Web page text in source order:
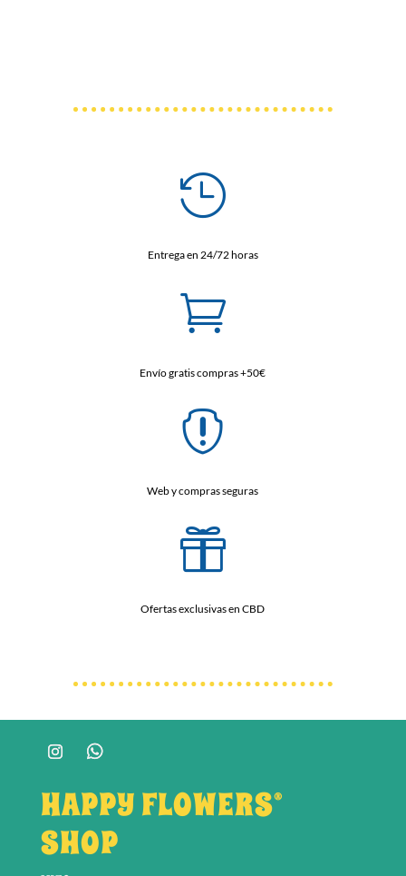

Entrega en 24/72 horas

Envío gratis compras +50€

Web y compras seguras

Ofertas exclusivas en CBD
HAPPY FLOWERS®
SHOP